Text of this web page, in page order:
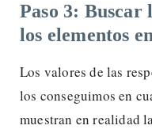
Paso 3: Buscar
los elementos
Los valores de las
los conseguimos en
muestran en realidad